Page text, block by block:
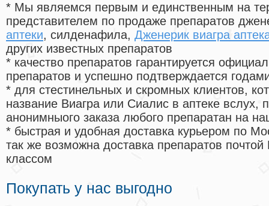
* Мы являемся первым и единственным на
представителем по продаже препаратов
аптеки, силденафила, Дженерик виагра
других известных препаратов
* качество препаратов гарантируется
препаратов и успешно подтверждается
* для стестинельных и скромных клиентов,
название Виагра или Сиалис в аптеке вслух,
анонимныого заказа любого препаратан на
* быстрая и удобная доставка курьером по
так же возможна доставка препаратов
классом
Покупать у нас выгодно